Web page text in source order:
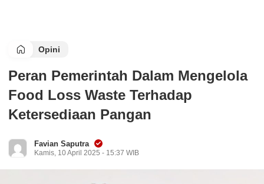
Opini
Peran Pemerintah Dalam Mengelola
Food Loss Waste Terhadap
Ketersediaan Pangan
Favian Saputra
Kamis, 10 April 2025 - 15:37 WIB